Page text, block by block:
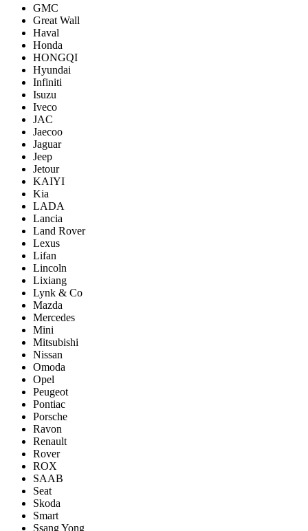
GMC
Great Wall
Haval
Honda
HONGQI
Hyundai
Infiniti
Isuzu
Iveco
JAC
Jaecoo
Jaguar
Jeep
Jetour
KAIYI
Kia
LADA
Lancia
Land Rover
Lexus
Lifan
Lincoln
Lixiang
Lynk & Co
Mazda
Mercedes
Mini
Mitsubishi
Nissan
Omoda
Opel
Peugeot
Pontiac
Porsсhe
Ravon
Renault
Rover
ROX
SAAB
Seat
Skoda
Smart
Ssang Yong